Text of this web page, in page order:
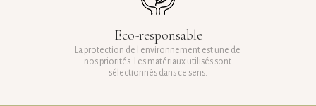
Eco-responsable
La protection de l'environnement est une de
nos priorités. Les matériaux utilisés sont
sélectionnés dans ce sens.